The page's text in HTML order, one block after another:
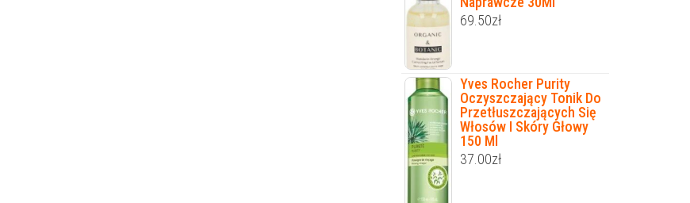
69.50zł
Yves Rocher Purity
Oczyszczający Tonik Do
Przetłuszczających Się
Włosów I Skóry Głowy
150 Ml
37.00zł